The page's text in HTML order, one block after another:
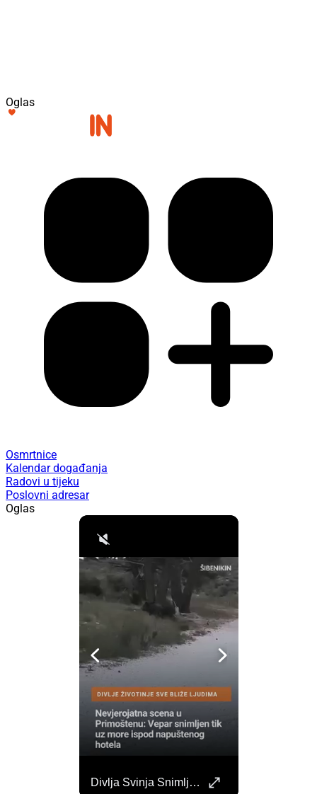
Oglas
Osmrtnice
Kalendar događanja
Radovi u tijeku
Poslovni adresar
Oglas
Divlja Svinja Snimljena Uz More U Primoštenu